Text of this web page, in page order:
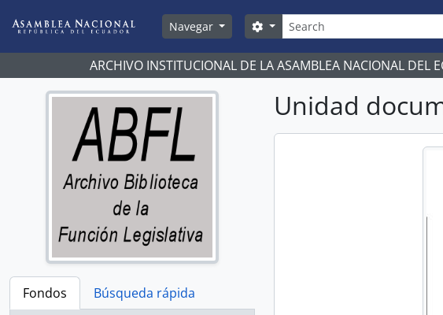
Navegar
Búsqueda
Search options
ARCHIVO INSTITUCIONAL DE LA ASAMBLEA NACIONAL DEL
Fondos
Búsqueda rápida
Unidad